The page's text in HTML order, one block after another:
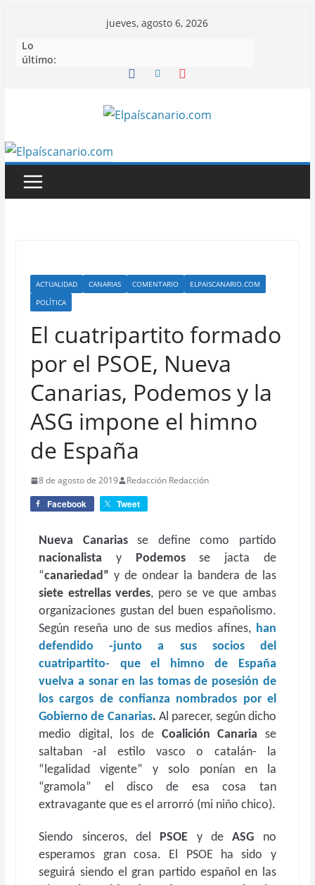
contenido
jueves, agosto 6, 2026
Lo
último:
ACTUALIDAD CANARIAS COMENTARIO
ELPAISCANARIO.COM
POLÍTICA
El cuatripartito formado
por el PSOE, Nueva
Canarias, Podemos y la
ASG impone el himno
de España
8 de agosto de 2019 Redacción Redacción
Facebook Tweet
Nueva Canariasse define como partido
nacionalista y Podemosse jacta de
“canariedad” y de ondear la bandera de las
siete estrellas verdes, pero se ve que ambas
organizaciones gustan del buen españolismo.
Según reseña uno de sus medios afines, han
defendido -junto a sus socios del
cuatripartito- que el himno de España
vuelva a sonar en las tomas de posesión de
los cargos de confianza nombrados por el
Gobierno de Canarias. Al parecer, según dicho
medio digital, los de Coalición Canaria se
saltaban -al estilo vasco o catalán- la
“legalidad vigente” y solo ponían en la
“gramola” el disco de esa cosa tan
extravagante que es el arrorró (mi niño chico).
Siendo sinceros, del PSOE y deASG no
esperamos gran cosa. El PSOE ha sido y
seguirá siendo el gran partido español en las